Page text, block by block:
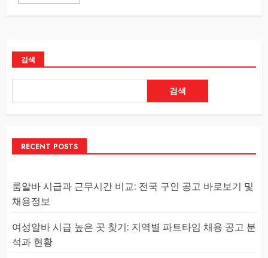
검색
검색
RECENT POSTS
룸알바 시급과 근무시간 비교: 전국 구인 공고 바로보기 및
채용정보
여성알바 시급 높은 곳 찾기: 지역별 파트타임 채용 공고 분
석과 현황